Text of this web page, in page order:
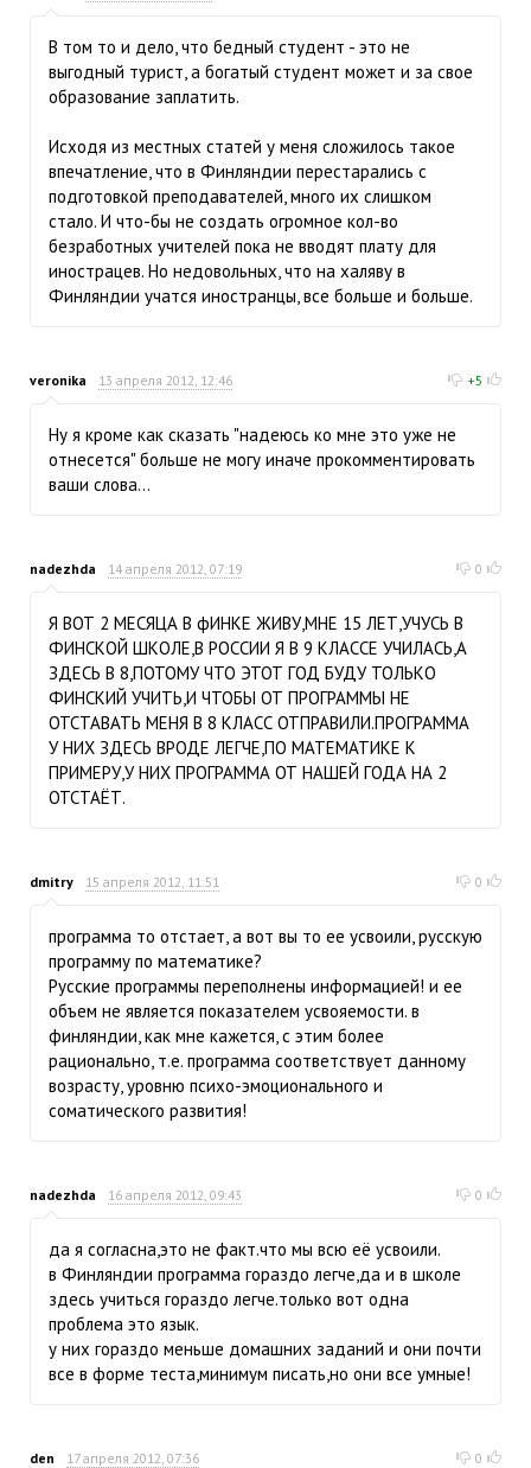
В том то и дело, что бедный студент - это не
выгодный турист, а богатый студент может и за свое
образование заплатить.
Исходя из местных статей у меня сложилось такое
впечатление, что в Финляндии перестарались с
подготовкой преподавателей, много их слишком
стало. И что-бы не создать огромное кол-во
безработных учителей пока не вводят плату для
инострацев. Но недовольных, что на халяву в
Финляндии учатся иностранцы, все больше и больше.
veronika 13 апреля 2012, 12:46 +5
Ну я кроме как сказать "надеюсь ко мне это уже не
отнесется" больше не могу иначе прокомментировать
ваши слова...
nadezhda 14 апреля 2012, 07:19 0
Я ВОТ 2 МЕСЯЦА В фИНКЕ ЖИВУ,МНЕ 15 ЛЕТ,УЧУСЬ В
ФИНСКОЙ ШКОЛЕ,В РОССИИ Я В 9 КЛАССЕ УЧИЛАСЬ,А
ЗДЕСЬ В 8,ПОТОМУ ЧТО ЭТОТ ГОД БУДУ ТОЛЬКО
ФИНСКИЙ УЧИТЬ,И ЧТОБЫ ОТ ПРОГРАММЫ НЕ
ОТСТАВАТЬ МЕНЯ В 8 КЛАСС ОТПРАВИЛИ.ПРОГРАММА
У НИХ ЗДЕСЬ ВРОДЕ ЛЕГЧЕ,ПО МАТЕМАТИКЕ К
ПРИМЕРУ,У НИХ ПРОГРАММА ОТ НАШЕЙ ГОДА НА 2
ОТСТАЁТ.
dmitry 15 апреля 2012, 11:51 0
программа то отстает, а вот вы то ее усвоили, русскую
программу по математике?
Русские программы переполнены информацией! и ее
объем не является показателем усвояемости. в
финляндии, как мне кажется, с этим более
рационально, т.е. программа соответствует данному
возрасту, уровню психо-эмоционального и
соматического развития!
nadezhda 16 апреля 2012, 09:43 0
да я согласна,это не факт.что мы всю её усвоили.
в Финляндии программа гораздо легче,да и в школе
здесь учиться гораздо легче.только вот одна
проблема это язык.
у них гораздо меньше домашних заданий и они почти
все в форме теста,минимум писать,но они все умные!
den 17 апреля 2012, 07:36 0